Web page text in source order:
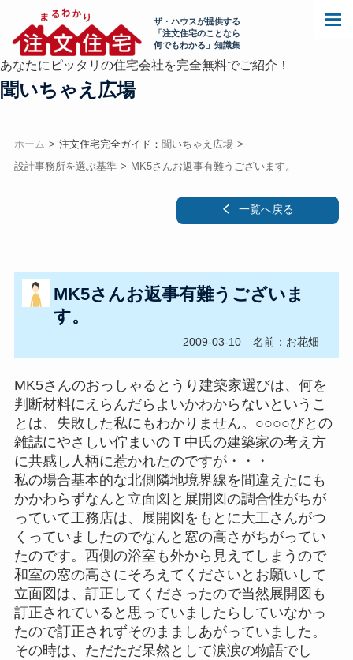
ザ・ハウスが提供する
「注文住宅のことなら
何でもわかる」知識集
あなたにピッタリの住宅会社を完全無料でご紹介！
聞いちゃえ広場
ホーム 注文住宅完全ガイド： 聞いちゃえ広場
設計事務所を選ぶ基準
MK5さんお返事有難うございます。
一覧へ戻る
MK5さんお返事有難うございま
す。
2009-03-10 名前：お花畑
MK5さんのおっしゃるとうり建築家選びは、何を
判断材料にえらんだらよいかわからないというこ
とは、失敗した私にもわかりません。○○○○びとの
雑誌にやさしい佇まいのＴ中氏の建築家の考え方
に共感し人柄に惹かれたのですが・・・
私の場合基本的な北側隣地境界線を間違えたにも
かかわらずなんと立面図と展開図の調合性がちが
っていて工務店は、展開図をもとに大工さんがつ
くっていましたのでなんと窓の高さがちがってい
たのです。西側の浴室も外から見えてしまうので
和室の窓の高さにそろえてくださいとお願いして
立面図は、訂正してくださったので当然展開図も
訂正されていると思っていましたらしていなかっ
たので訂正されずそのまましあがっていました。
その時は、ただただ呆然として涙涙の物語でし